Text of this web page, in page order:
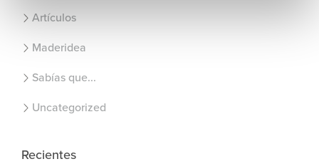
Artículos
Maderidea
Sabías que...
Uncategorized
Recientes